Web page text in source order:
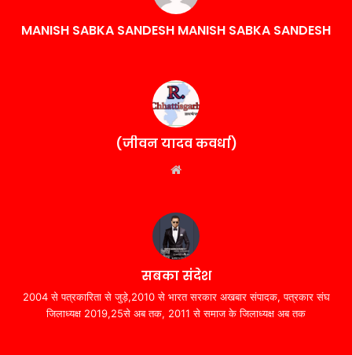
MANISH SABKA SANDESH MANISH SABKA SANDESH
(जीवन यादव कवर्धा)
सबका संदेश
2004 से पत्रकारिता से जुड़े,2010 से भारत सरकार अखबार संपादक, पत्रकार संघ
जिलाध्यक्ष 2019,25से अब तक, 2011 से समाज के जिलाध्यक्ष अब तक